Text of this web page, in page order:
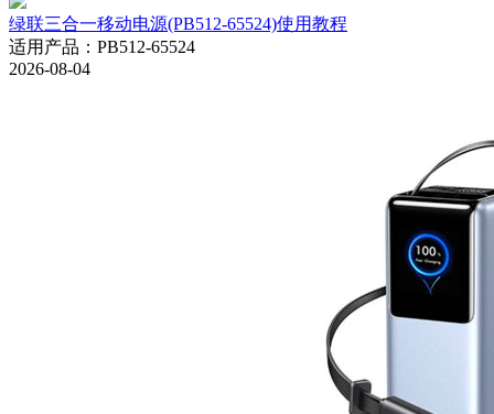
绿联三合一移动电源(PB512-65524)使用教程
适用产品 ： PB512-65524
2026-08-04